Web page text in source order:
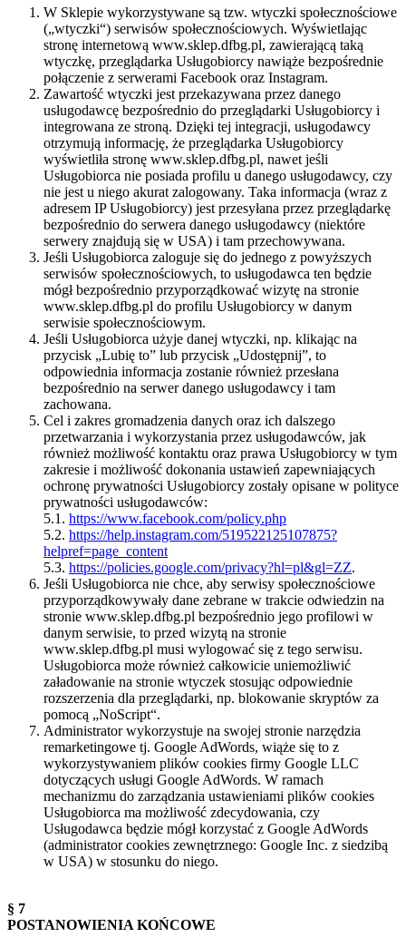
W Sklepie wykorzystywane są tzw. wtyczki społecznościowe
(„wtyczki“) serwisów społecznościowych. Wyświetlając
stronę internetową www.sklep.dfbg.pl, zawierającą taką
wtyczkę, przeglądarka Usługobiorcy nawiąże bezpośrednie
połączenie z serwerami Facebook oraz Instagram.
Zawartość wtyczki jest przekazywana przez danego
usługodawcę bezpośrednio do przeglądarki Usługobiorcy i
integrowana ze stroną. Dzięki tej integracji, usługodawcy
otrzymują informację, że przeglądarka Usługobiorcy
wyświetliła stronę www.sklep.dfbg.pl, nawet jeśli
Usługobiorca nie posiada profilu u danego usługodawcy, czy
nie jest u niego akurat zalogowany. Taka informacja (wraz z
adresem IP Usługobiorcy) jest przesyłana przez przeglądarkę
bezpośrednio do serwera danego usługodawcy (niektóre
serwery znajdują się w USA) i tam przechowywana.
Jeśli Usługobiorca zaloguje się do jednego z powyższych
serwisów społecznościowych, to usługodawca ten będzie
mógł bezpośrednio przyporządkować wizytę na stronie
www.sklep.dfbg.pl do profilu Usługobiorcy w danym
serwisie społecznościowym.
Jeśli Usługobiorca użyje danej wtyczki, np. klikając na
przycisk „Lubię to” lub przycisk „Udostępnij”, to
odpowiednia informacja zostanie również przesłana
bezpośrednio na serwer danego usługodawcy i tam
zachowana.
Cel i zakres gromadzenia danych oraz ich dalszego
przetwarzania i wykorzystania przez usługodawców, jak
również możliwość kontaktu oraz prawa Usługobiorcy w tym
zakresie i możliwość dokonania ustawień zapewniających
ochronę prywatności Usługobiorcy zostały opisane w polityce
prywatności usługodawców:
5.1. https://www.facebook.com/policy.php
5.2. https://help.instagram.com/519522125107875?
helpref=page_content
5.3. https://policies.google.com/privacy?hl=pl&gl=ZZ.
Jeśli Usługobiorca nie chce, aby serwisy społecznościowe
przyporządkowywały dane zebrane w trakcie odwiedzin na
stronie www.sklep.dfbg.pl bezpośrednio jego profilowi w
danym serwisie, to przed wizytą na stronie
www.sklep.dfbg.pl musi wylogować się z tego serwisu.
Usługobiorca może również całkowicie uniemożliwić
załadowanie na stronie wtyczek stosując odpowiednie
rozszerzenia dla przeglądarki, np. blokowanie skryptów za
pomocą „NoScript“.
Administrator wykorzystuje na swojej stronie narzędzia
remarketingowe tj. Google AdWords, wiąże się to z
wykorzystywaniem plików cookies firmy Google LLC
dotyczących usługi Google AdWords. W ramach
mechanizmu do zarządzania ustawieniami plików cookies
Usługobiorca ma możliwość zdecydowania, czy
Usługodawca będzie mógł korzystać z Google AdWords
(administrator cookies zewnętrznego: Google Inc. z siedzibą
w USA) w stosunku do niego.
§ 7
POSTANOWIENIA KOŃCOWE